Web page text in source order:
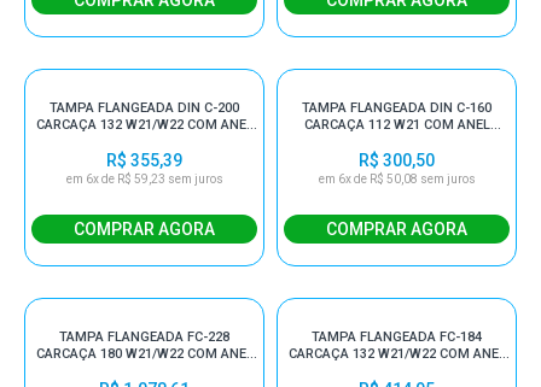
TAMPA FLANGEADA DIN C-200
CARCAÇA 132 W21/W22 COM ANEL
R$ 355,39
em 6x de R$ 59,23 sem juros
TAMPA FLANGEADA DIN C-160
CARCAÇA 112 W21 COM ANEL
R$ 300,50
em 6x de R$ 50,08 sem juros
TAMPA FLANGEADA FC-228
CARCAÇA 180 W21/W22 COM ANEL
TAMPA FLANGEADA FC-184
CARCAÇA 132 W21/W22 COM ANEL